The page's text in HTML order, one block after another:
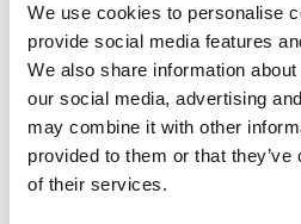
We use cookies to personalise
provide social media features
We also share information
our social media, advertising
may combine it with other
provided to them or that
of their services.